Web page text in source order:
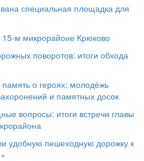
специальная площадка для
15‑м микрорайоне Крюково
поворотов: итоги обхода
о героях: молодёжь
и памятных досок
вопросы: итоги встречи главы
удобную пешеходную дорожку к